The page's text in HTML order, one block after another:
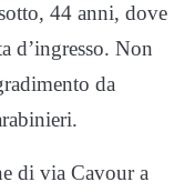
44 anni, dove
d’ingresso. Non
da
di via Cavour a